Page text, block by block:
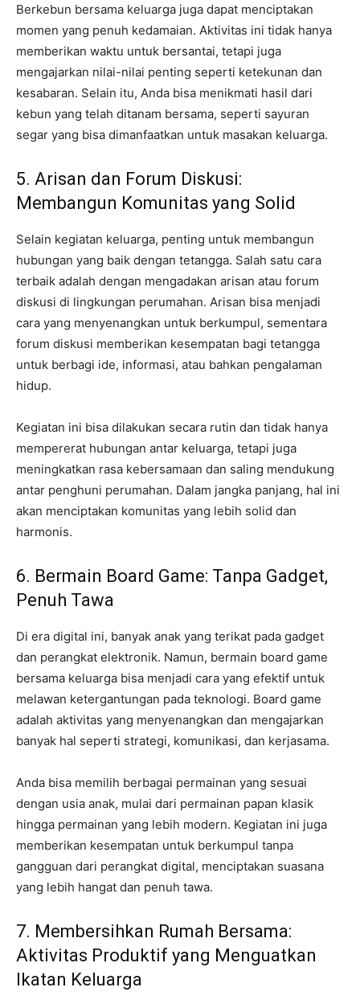
Berkebun bersama keluarga juga dapat menciptakan
momen yang penuh kedamaian. Aktivitas ini tidak hanya
memberikan waktu untuk bersantai, tetapi juga
mengajarkan nilai-nilai penting seperti ketekunan dan
kesabaran. Selain itu, Anda bisa menikmati hasil dari
kebun yang telah ditanam bersama, seperti sayuran
segar yang bisa dimanfaatkan untuk masakan keluarga.
5. Arisan dan Forum Diskusi:
Membangun Komunitas yang Solid
Selain kegiatan keluarga, penting untuk membangun
hubungan yang baik dengan tetangga. Salah satu cara
terbaik adalah dengan mengadakan arisan atau forum
diskusi di lingkungan perumahan. Arisan bisa menjadi
cara yang menyenangkan untuk berkumpul, sementara
forum diskusi memberikan kesempatan bagi tetangga
untuk berbagi ide, informasi, atau bahkan pengalaman
hidup.
Kegiatan ini bisa dilakukan secara rutin dan tidak hanya
mempererat hubungan antar keluarga, tetapi juga
meningkatkan rasa kebersamaan dan saling mendukung
antar penghuni perumahan. Dalam jangka panjang, hal ini
akan menciptakan komunitas yang lebih solid dan
harmonis.
6. Bermain Board Game: Tanpa Gadget,
Penuh Tawa
Di era digital ini, banyak anak yang terikat pada gadget
dan perangkat elektronik. Namun, bermain board game
bersama keluarga bisa menjadi cara yang efektif untuk
melawan ketergantungan pada teknologi. Board game
adalah aktivitas yang menyenangkan dan mengajarkan
banyak hal seperti strategi, komunikasi, dan kerjasama.
Anda bisa memilih berbagai permainan yang sesuai
dengan usia anak, mulai dari permainan papan klasik
hingga permainan yang lebih modern. Kegiatan ini juga
memberikan kesempatan untuk berkumpul tanpa
gangguan dari perangkat digital, menciptakan suasana
yang lebih hangat dan penuh tawa.
7. Membersihkan Rumah Bersama:
Aktivitas Produktif yang Menguatkan
Ikatan Keluarga